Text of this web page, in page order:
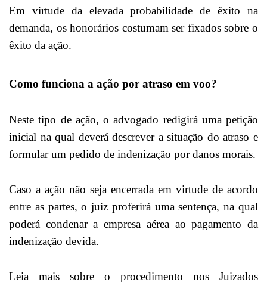
Em virtude da elevada probabilidade de êxito na
demanda, os honorários costumam ser fixados sobre o
êxito da ação.
Como funciona a ação por atraso em voo?
Neste tipo de ação, o advogado redigirá uma petição
inicial na qual deverá descrever a situação do atraso e
formular um pedido de indenização por danos morais.
Caso a ação não seja encerrada em virtude de acordo
entre as partes, o juiz proferirá uma sentença, na qual
poderá condenar a empresa aérea ao pagamento da
indenização devida.
Leia mais sobre o procedimento nos Juizados